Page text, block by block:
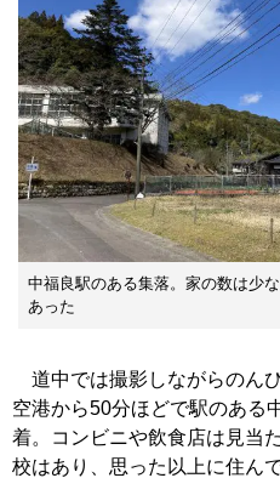
中福良駅のある集落。家の数は少
あった
道中では撮影しながらのん
空港から50分ほどで駅のある
着。コンビニや飲食店は見当
校はあり、思った以上に住ん